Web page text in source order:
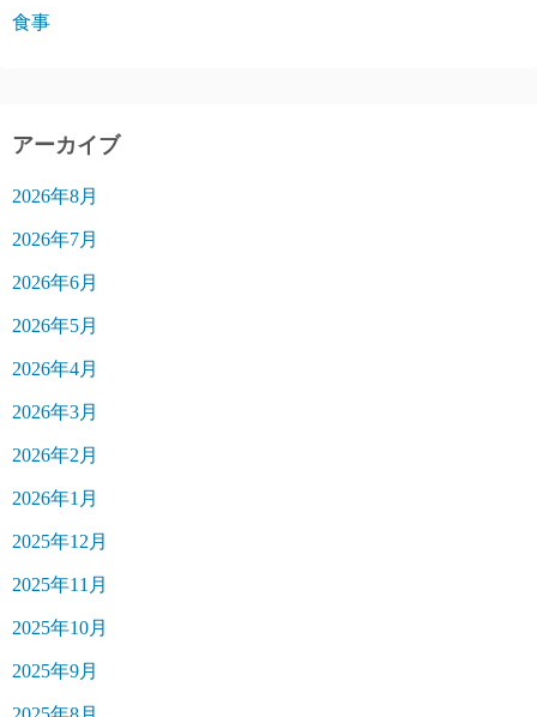
食事
アーカイブ
2026年8月
2026年7月
2026年6月
2026年5月
2026年4月
2026年3月
2026年2月
2026年1月
2025年12月
2025年11月
2025年10月
2025年9月